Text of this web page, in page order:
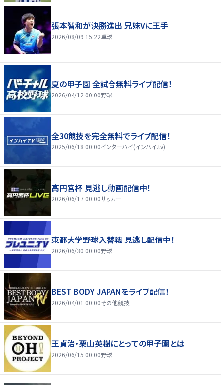
張本智和が決勝進出 兄妹Vに王手
2026/08/09 15:22卓球
夏の甲子園 全試合無料ライブ配信！
2026/04/12 00:00野球
全30競技を完全無料でライブ配信！
2025/06/18 00:00インターハイ(インハイ.tv)
高円宮杯 見逃し動画配信中！
2026/06/17 00:00サッカー
東都大学野球入替戦 見逃し配信中！
2026/06/30 00:00野球
BEST BODY JAPANをライブ配信！
2026/04/01 00:00その他競技
王貞治・栗山英樹にとっての甲子園とは
2026/06/15 00:00野球